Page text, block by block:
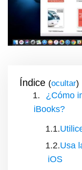
Índice ( )
¿Cómo
iBooks?
Usa
iOS